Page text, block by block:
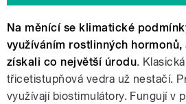
Na měnící se klimatické
využíváním rostlinných
získali co největší úrodu.
třicetistupňová vedra už nestačí.
využívají biostimulátory. Fungují v